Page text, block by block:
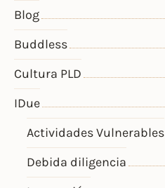
Blog
Buddless
Cultura PLD
IDue
Actividades Vulnerables
Debida diligencia